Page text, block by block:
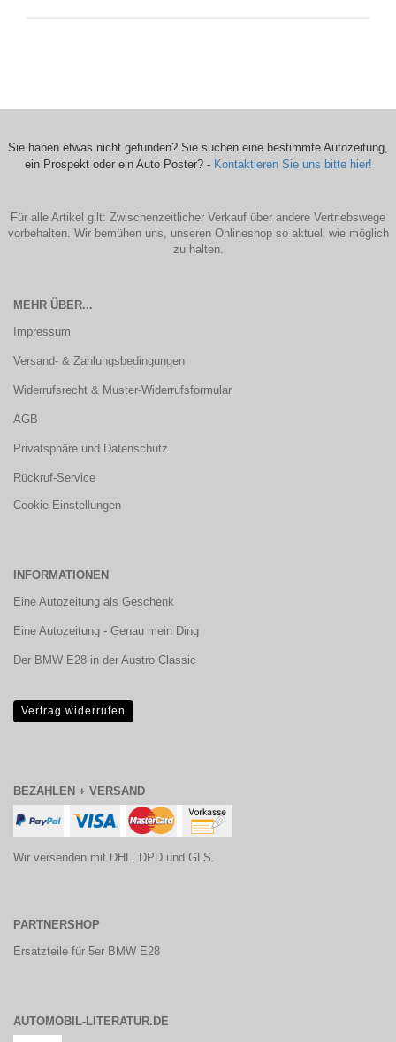
Sie haben etwas nicht gefunden? Sie suchen eine bestimmte Autozeitung,
ein Prospekt oder ein Auto Poster? - Kontaktieren Sie uns bitte hier!
Für alle Artikel gilt: Zwischenzeitlicher Verkauf über andere Vertriebswege
vorbehalten. Wir bemühen uns, unseren Onlineshop so aktuell wie möglich
zu halten.
MEHR ÜBER...
Impressum
Versand- & Zahlungsbedingungen
Widerrufsrecht & Muster-Widerrufsformular
AGB
Privatsphäre und Datenschutz
Rückruf-Service
Cookie Einstellungen
INFORMATIONEN
Eine Autozeitung als Geschenk
Eine Autozeitung - Genau mein Ding
Der BMW E28 in der Austro Classic
Vertrag widerrufen
BEZAHLEN + VERSAND
Wir versenden mit DHL, DPD und GLS.
PARTNERSHOP
Ersatzteile für 5er BMW E28
AUTOMOBIL-LITERATUR.DE